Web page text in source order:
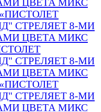
«ПИСТОЛЕТ
СТРЕЛЯЕТ 8-МИ
ЦВЕТА МИКС
СТРЕЛЯЕТ 8-МИ
ЦВЕТА МИКС
«ПИСТОЛЕТ
СТРЕЛЯЕТ 8-МИ
ЦВЕТА МИКС